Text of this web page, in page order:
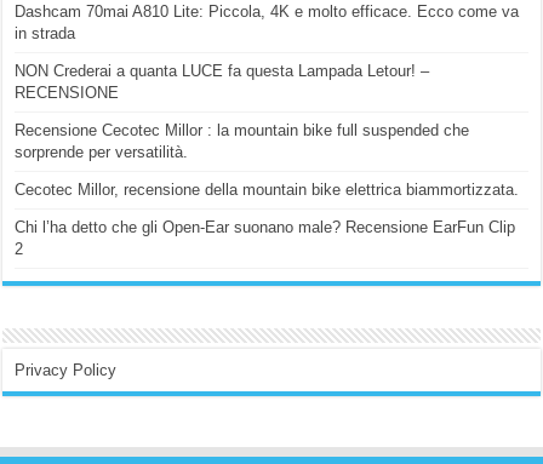
Dashcam 70mai A810 Lite: Piccola, 4K e molto efficace. Ecco come va
in strada
NON Crederai a quanta LUCE fa questa Lampada Letour! –
RECENSIONE
Recensione Cecotec Millor : la mountain bike full suspended che
sorprende per versatilità.
Cecotec Millor, recensione della mountain bike elettrica biammortizzata.
Chi l’ha detto che gli Open-Ear suonano male? Recensione EarFun Clip
2
Privacy Policy